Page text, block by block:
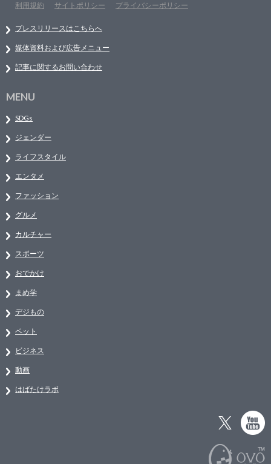
利用規約
サイトポリシー プライバシーポリシー
プレスリリースはこちらへ
媒体資料および広告メニュー
記事に関するお問い合わせ
MENU
SDGs
ジェンダー
ライフスタイル
エンタメ
ファッション
グルメ
カルチャー
スポーツ
おでかけ
まめ学
デジもの
ペット
ビジネス
動画
はばたけラボ